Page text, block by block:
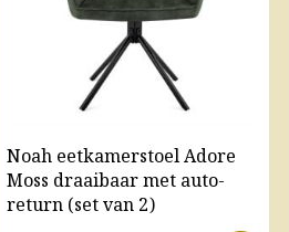
Noah eetkamerstoel Adore
Moss draaibaar met auto-
return (set van 2)